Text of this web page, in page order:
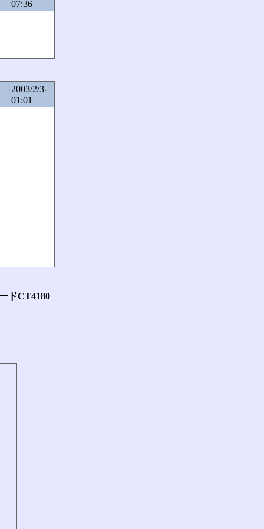
07:36
2003/2/3-
01:01
ドCT4180